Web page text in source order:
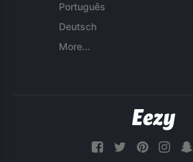
Português
Deutsch
More...